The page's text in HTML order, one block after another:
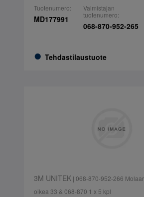
Tuotenumero:
MD177991
Tehdastilaustuote
Valmistajan
tuotenumero:
068-870-952-265
3M UNITEK| 068-870-952-266
oikea 33 & 068-870 1 x 5 kpl